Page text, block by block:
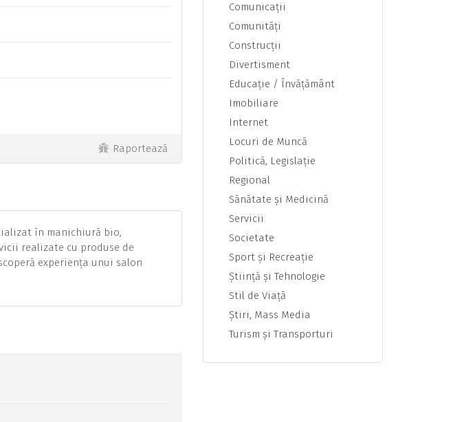
Raportează
în manichiură bio,
realizate cu produse de
experiența unui salon
Comunicaţii
Comunităţi
Construcţii
Divertisment
Educaţie / Învăţământ
Imobiliare
Internet
Locuri de Muncă
Politică, Legislaţie
Regional
Sănătate şi Medicină
Servicii
Societate
Sport şi Recreaţie
Ştiinţă şi Tehnologie
Stil de Viaţă
Ştiri, Mass Media
Turism şi Transporturi